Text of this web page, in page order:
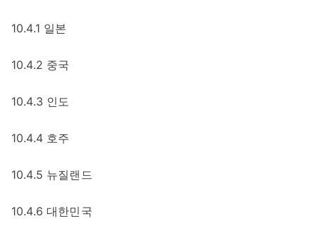
10.4.1 일본
10.4.2 중국
10.4.3 인도
10.4.4 호주
10.4.5 뉴질랜드
10.4.6 대한민국